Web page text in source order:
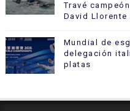
Travé
David Llorente
Mundial de
delegación
platas